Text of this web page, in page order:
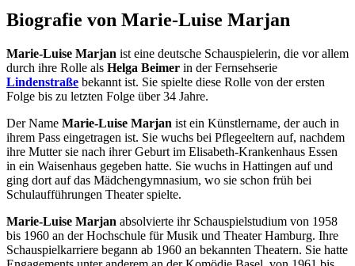
Biografie von Marie-Luise Marjan
Marie-Luise Marjan ist eine deutsche Schauspielerin, die vor allem
durch ihre Rolle als Helga Beimer in der Fernsehserie
Lindenstraße bekannt ist. Sie spielte diese Rolle von der ersten
Folge bis zu letzten Folge über 34 Jahre.
Der Name Marie-Luise Marjan ist ein Künstlername, der auch in
ihrem Pass eingetragen ist. Sie wuchs bei Pflegeeltern auf, nachdem
ihre Mutter sie nach ihrer Geburt im Elisabeth-Krankenhaus Essen
in ein Waisenhaus gegeben hatte. Sie wuchs in Hattingen auf und
ging dort auf das Mädchengymnasium, wo sie schon früh bei
Schulaufführungen Theater spielte.
Marie-Luise Marjan absolvierte ihr Schauspielstudium von 1958
bis 1960 an der Hochschule für Musik und Theater Hamburg. Ihre
Schauspielkarriere begann ab 1960 an bekannten Theatern. Sie hatte